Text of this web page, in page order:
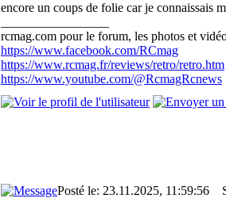
encore un coups de folie car je connaissais
rcmag.com pour le forum, les photos et
https://www.facebook.com/RCmag
https://www.rcmag.fr/reviews/retro/retro.htm
https://www.youtube.com/@RcmagRcnews
Posté le: 23.11.2025, 11:59:56